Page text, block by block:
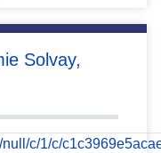
Solvay,